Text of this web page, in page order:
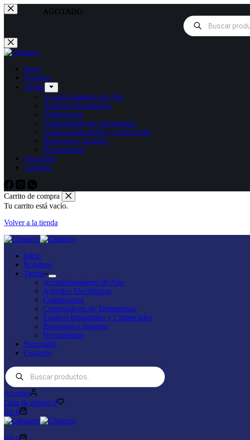
Saltar
al
Búsqueda
de
productos
Inicio
Nosotros
Tienda
Acondicionadores de Aire
Artículos Electrónicos
Compresores
Controladores de Temperatura
Equipos Industriales y Comerciales
Repuestos e Insumos
Herramientas
Sucursales
Contacto
Carrito de compra
Tu carrito está vacío.
Volver a la tienda
Inicio
Nosotros
Tienda
Acondicionadores de Aire
Artículos Electrónicos
Compresores
Controladores de Temperatura
Equipos Industriales y Comerciales
Repuestos e Insumos
Herramientas
Sucursales
Contacto
Búsqueda
de
productos
Acceder
Lista de deseos 0
₲0 0
AGOTADO
AGOTADO
AGOTADO